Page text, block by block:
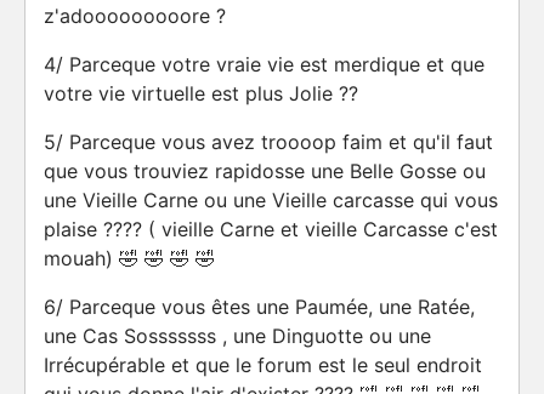
z'adooooooooore ?
4/ Parceque votre vraie vie est merdique et que
votre vie virtuelle est plus Jolie ??
5/ Parceque vous avez troooop faim et qu'il faut
que vous trouviez rapidosse une Belle Gosse ou
une Vieille Carne ou une Vieille carcasse qui vous
plaise ???? ( vieille Carne et vieille Carcasse c'est
mouah) 🤣 🤣 🤣 🤣
6/ Parceque vous êtes une Paumée, une Ratée,
une Cas Sosssssss , une Dinguotte ou une
Irrécupérable et que le forum est le seul endroit